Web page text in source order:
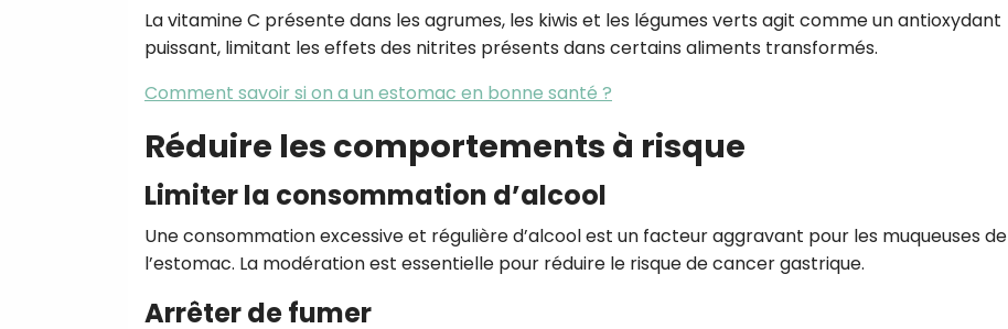
La vitamine C présente dans les agrumes, les kiwis et les légumes verts agit comme un antioxydant
puissant, limitant les effets des nitrites présents dans certains aliments transformés.
Comment savoir si on a un estomac en bonne santé ?
Réduire les comportements à risque
Limiter la consommation d’alcool
Une consommation excessive et régulière d’alcool est un facteur aggravant pour les muqueuses de
l’estomac. La modération est essentielle pour réduire le risque de cancer gastrique.
Arrêter de fumer